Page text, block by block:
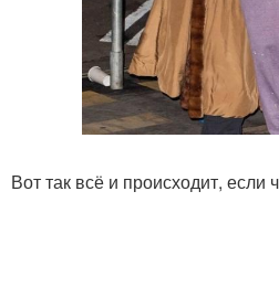
Вот так всё и происходит, если